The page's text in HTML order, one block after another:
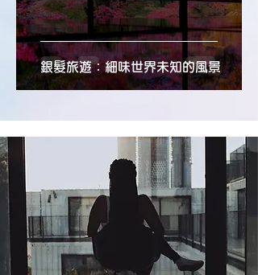
銀髮旅遊：細味世界未知的風景